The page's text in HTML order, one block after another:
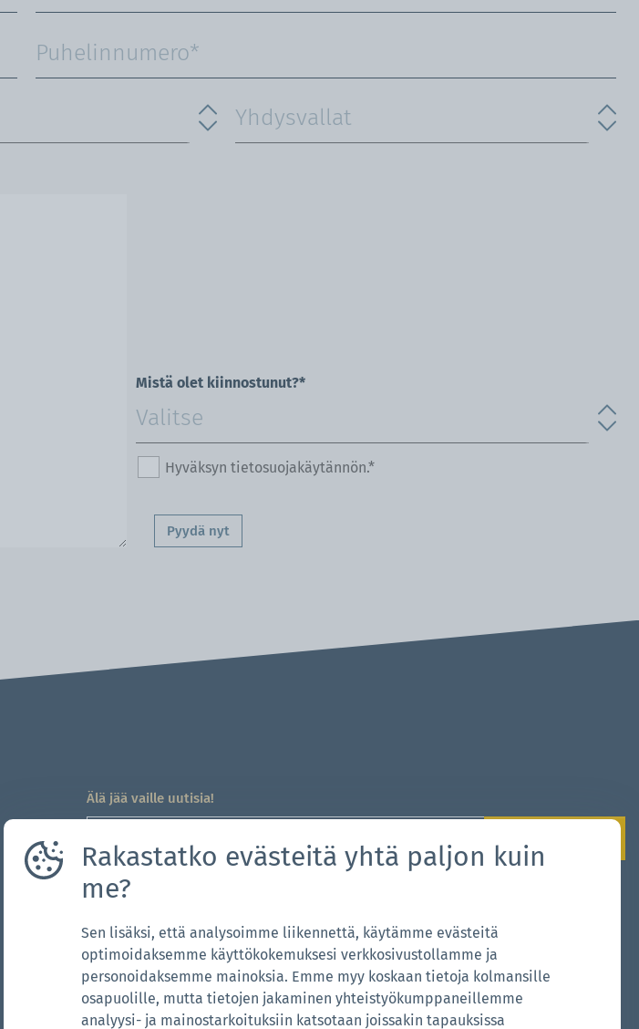
Mistä olet kiinnostunut?*
Hyväksyn tietosuojakäytännön.*
Pyydä nyt
Älä jää vaille uutisia!
Hyväksyn
Onko sinulla kysymyksiä, pyyntöjä? Olemme käytettävissäsi!
704-312-1600
global@zingerle.group
Rakastatko evästeitä yhtä paljon kuin
me?
Sen lisäksi, että analysoimme liikennettä, käytämme evästeitä
optimoidaksemme käyttökokemuksesi verkkosivustollamme ja
personoidaksemme mainoksia. Emme myy koskaan tietoja kolmansille
osapuolille, mutta tietojen jakaminen yhteistyökumppaneillemme
analyysi- ja mainostarkoituksiin katsotaan joissakin tapauksissa